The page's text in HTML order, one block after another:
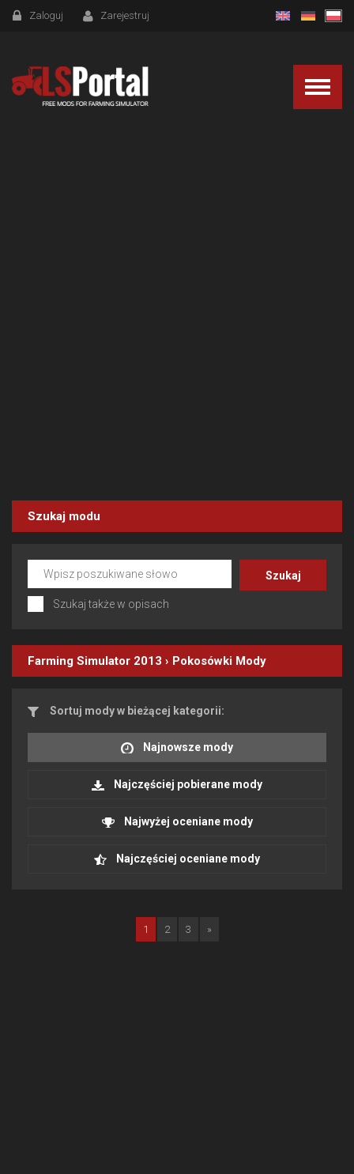
Zaloguj Zarejestruj
Szukaj modu
Szukaj także w opisach
Farming Simulator 2013 › Pokosówki Mody
Sortuj mody w bieżącej kategorii:
Najnowsze mody
Najczęściej pobierane mody
Najwyżej oceniane mody
Najczęściej oceniane mody
1 2 3 »